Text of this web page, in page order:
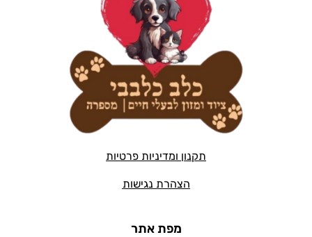
מפת אתר
תקנון ומדיניות פרטיות
הצהרת נגישות